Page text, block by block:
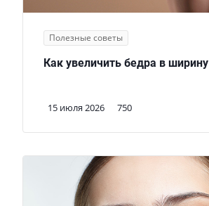
Полезные советы
15 июля 2026 750
Как увеличить бедра в ширину